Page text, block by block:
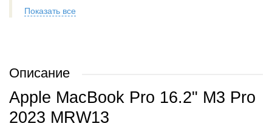
Показать все
Описание
Apple MacBook Pro 16.2" M3 Pro
2023 MRW13